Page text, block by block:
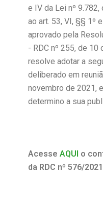
e IV da Lei nº
ao art. 53, VI, §§ 1º
aprovado pela
- RDC nº 255, de
resolve adotar a
deliberado em
novembro de 2021,
determino a sua
Acesse AQUI o
da RDC nº 576/